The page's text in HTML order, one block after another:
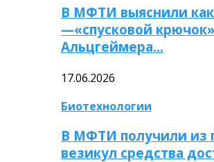
В МФТИ выяснили
—«спусковой
Альцгеймера…
17.06.2026
Биотехнологии
В МФТИ получили из
везикул средства